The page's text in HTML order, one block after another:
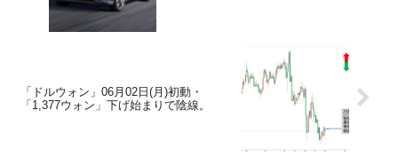
「ドルウォン」06月02日(月)初動・
「1,377ウォン」下げ始まりで陰線。